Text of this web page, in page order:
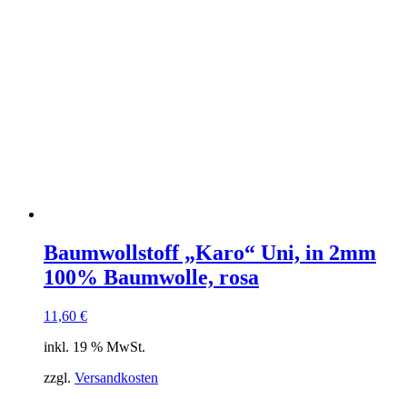
Baumwollstoff „Karo“ Uni, in 2mm
100% Baumwolle, rosa
11,60 €
inkl. 19 % MwSt.
zzgl. Versandkosten